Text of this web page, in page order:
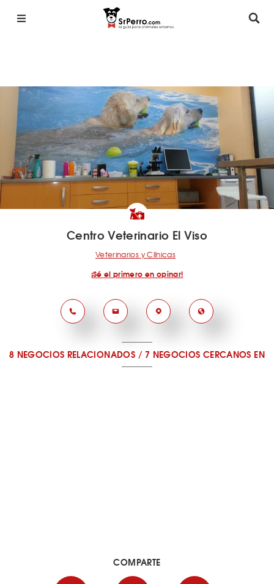
Centro Veterinario El Viso
Veterinarios y Clínicas
¡Sé el primero en opinar!
8 NEGOCIOS RELACIONADOS/ 7 NEGOCIOS CERCANOS EN
COMPARTE